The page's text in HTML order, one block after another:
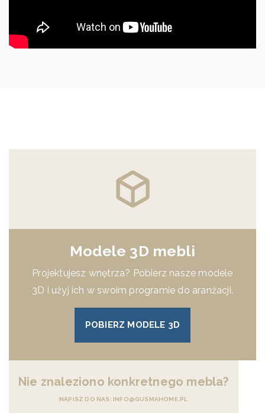
Modele 3D mebli
Projektujesz wnętrza? Pobierz nasze modele
3D i użyj ich w swoim programie do aranżacji.
POBIERZ MODELE 3D
Nie znaleziono konkretnego mebla?
NAPISZ DO NAS: INFO@GUSMAHOME.PL